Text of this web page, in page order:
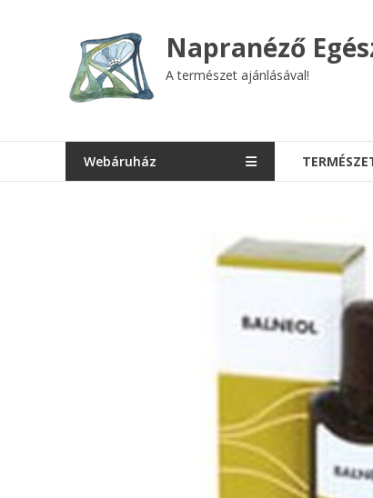
Napranéző
A természet ajánlásával!
Webáruház